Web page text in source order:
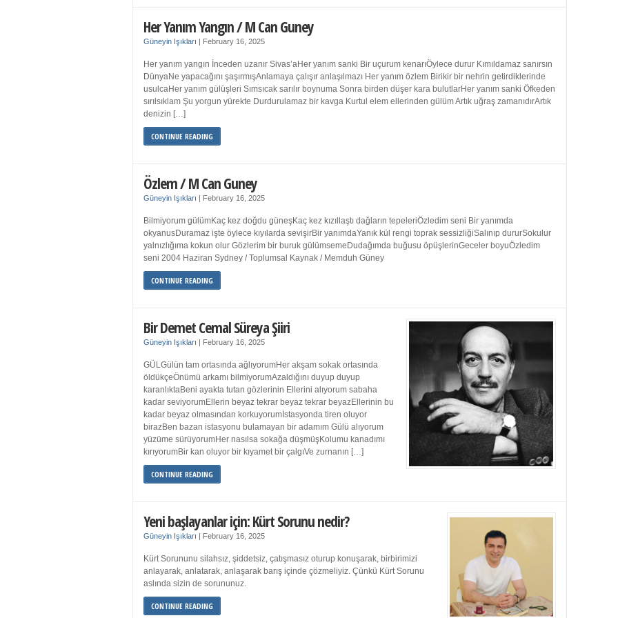
Her Yanım Yangın / M Can Guney
Güneyin Işıkları February 16, 2025
Her yanım yangın İnceden uzanır Sivas’aHer yanım sanki Bir uçurum kenarıÖylece durur Kımıldamaz sanırsın
DünyaNe yapacağını şaşırmışAnlamaya çalışır anlaşılmazı Her yanım özlem Birikir bir nehrin getirdiklerinde
usulcaHer yanım gülüşleri Sımsıcak sarılır boynuma Sonra birden düşer kara bulutlarHer yanım sanki Öfkeden
sırılsıklam Şu yorgun yürekte Durdurulamaz bir kavga Kurtul elem ellerinden gülüm Artık uğraş zamanıdırArtık
denizin […]
CONTINUE READING
Özlem / M Can Guney
Güneyin Işıkları February 16, 2025
Bilmiyorum gülümKaç kez doğdu güneşKaç kez kızıllaştı dağların tepeleriÖzledim seni Bir yanımda
okyanusDuramaz işte öylece kıyılarda sevişirBir yanımdaYanık kül rengi toprak sessizliğiSalınıp dururSokulur
yalnızlığıma kokun olur Gözlerim bir buruk gülümsemeDudağımda buğusu öpüşlerinGeceler boyuÖzledim
seni 2004 Haziran Sydney / Toplumsal Kaynak / Memduh Güney
CONTINUE READING
Bir Demet Cemal Süreya Şiiri
Güneyin Işıkları February 16, 2025
GÜLGülün tam ortasında ağlıyorumHer akşam sokak ortasında
öldükçeÖnümü arkamı bilmiyorumAzaldığını duyup duyup
karanlıktaBeni ayakta tutan gözlerinin Ellerini alıyorum sabaha
kadar seviyorumEllerin beyaz tekrar beyaz tekrar beyazEllerinin bu
kadar beyaz olmasından korkuyorumİstasyonda tiren oluyor
birazBen bazan istasyonu bulamayan bir adamım Gülü alıyorum
yüzüme sürüyorumHer nasılsa sokağa düşmüşKolumu kanadımı
kırıyorumBir kan oluyor bir kıyamet bir çalgıVe zurnanın […]
CONTINUE READING
Yeni başlayanlar için: Kürt Sorunu nedir?
Güneyin Işıkları February 16, 2025
Kürt Sorununu silahsız, şiddetsiz, çatışmasız oturup konuşarak, birbirimizi
anlayarak, anlatarak, anlaşarak barış içinde çözmeliyiz. Çünkü Kürt Sorunu
aslında sizin de sorununuz.
CONTINUE READING